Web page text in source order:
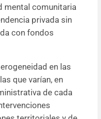
mental comunitaria
privada sin
con fondos
en las
que varían, en
de cada